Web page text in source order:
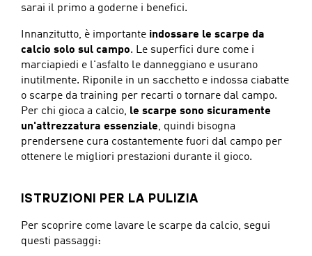
sarai il primo a goderne i benefici.
Innanzitutto, è importante indossare le scarpe da
calcio solo sul campo. Le superfici dure come i
marciapiedi e l'asfalto le danneggiano e usurano
inutilmente. Riponile in un sacchetto e indossa ciabatte
o scarpe da training per recarti o tornare dal campo.
Per chi gioca a calcio, le scarpe sono sicuramente
un'attrezzatura essenziale, quindi bisogna
prendersene cura costantemente fuori dal campo per
ottenere le migliori prestazioni durante il gioco.
ISTRUZIONI PER LA PULIZIA
Per scoprire come lavare le scarpe da calcio, segui
questi passaggi: